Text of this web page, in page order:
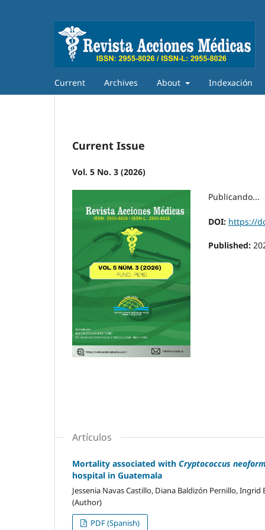
Current Archives About Indexación
Current Issue
Vol. 5 No. 3 (2026)
Publicando...
DOI: https://
Published:
Artículos
Mortality associated with Cryptococcus
hospital in Guatemala
Jessenia Navas Castillo, Diana Baldizón Pernillo,
(Author)
PDF (Spanish)